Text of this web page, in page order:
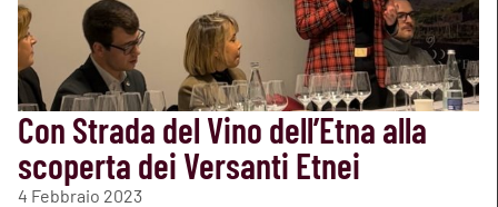
Con Strada del Vino dell’Etna alla
scoperta dei Versanti Etnei
4 Febbraio 2023